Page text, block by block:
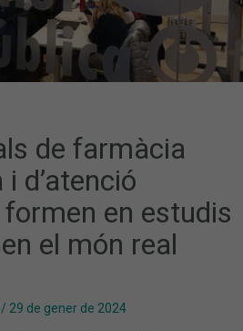
de farmàcia
d’atenció
en estudis
el món real
/ 29 de gener de 2024